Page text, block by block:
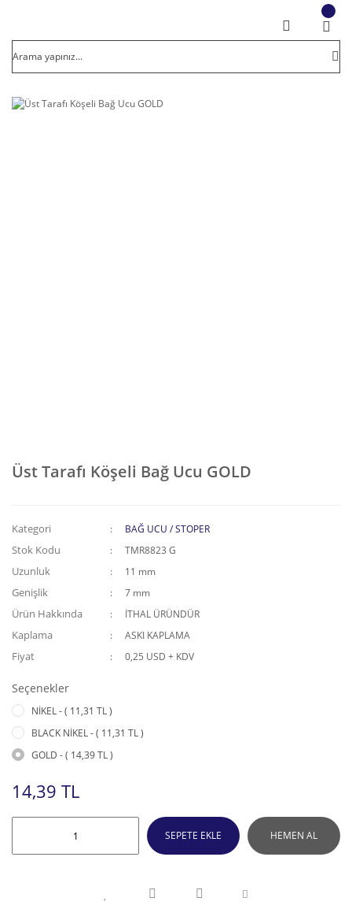
Üst Tarafı Köşeli Bağ Ucu GOLD
Kategori BAĞ UCU / STOPER
Stok Kodu TMR8823 G
Uzunluk 11 mm
Genişlik 7 mm
Ürün Hakkında İTHAL ÜRÜNDÜR
Kaplama ASKI KAPLAMA
Fiyat 0,25 USD + KDV
Seçenekler
NİKEL - ( 11,31 TL )
BLACK NİKEL - ( 11,31 TL )
GOLD - ( 14,39 TL )
14,39 TL
SEPETE EKLE HEMEN AL